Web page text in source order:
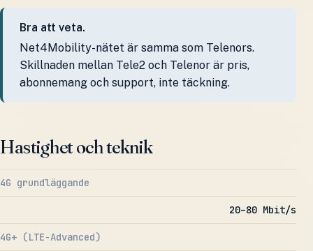
Bra att veta.
Net4Mobility-nätet är samma som Telenors.
Skillnaden mellan Tele2 och Telenor är pris,
abonnemang och support, inte täckning.
Hastighet och teknik
4G grundläggande
20–80 Mbit/s
4G+ (LTE-Advanced)